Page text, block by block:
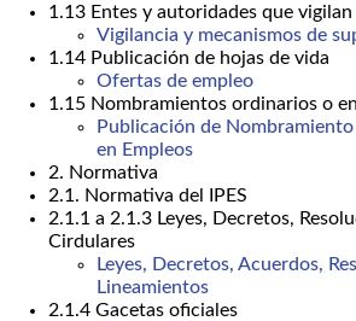
1.13 Entes y autoridades que vigilan
Vigilancia y mecanismos de
1.14 Publicación de hojas de vida
Ofertas de empleo
1.15 Nombramientos ordinarios o
Publicación de
en Empleos
2. Normativa
2.1. Normativa del IPES
2.1.1 a 2.1.3 Leyes, Decretos,
Cirdulares
Leyes, Decretos, Acuerdos,
Lineamientos
2.1.4 Gacetas oficiales